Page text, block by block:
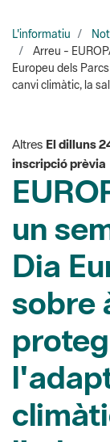
canvi climàtic, la
AltresEl dilluns
un
Dia
sobre